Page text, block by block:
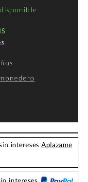
interesesAplazame